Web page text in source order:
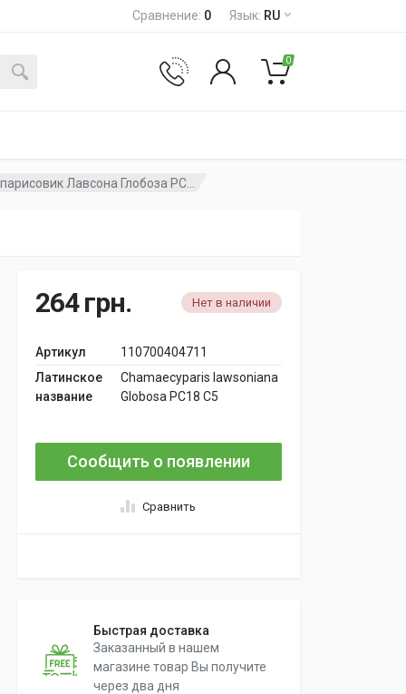
Сравнение: 0 Язык: RU
0
Лавсона Глобоза PC...
264 грн. Нет в наличии
Артикул
110700404711
Латинское
название
Chamaecyparis lawsoniana
Globosa PC18 C5
Сообщить о появлении
Сравнить
Быстрая доставка
Заказанный в нашем
магазине товар Вы получите
через два дня